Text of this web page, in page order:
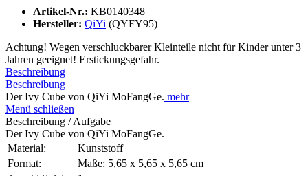
Artikel-Nr.: KB0140348
Hersteller: QiYi (QYFY95)
Achtung! Wegen verschluckbarer Kleinteile nicht für Kinder unter 3
Jahren geeignet! Erstickungsgefahr.
Beschreibung
Beschreibung
Der Ivy Cube von QiYi MoFangGe. mehr
Menü schließen
Beschreibung / Aufgabe
Der Ivy Cube von QiYi MoFangGe.
Material:
Kunststoff
Format:
Maße: 5,65 x 5,65 x 5,65 cm